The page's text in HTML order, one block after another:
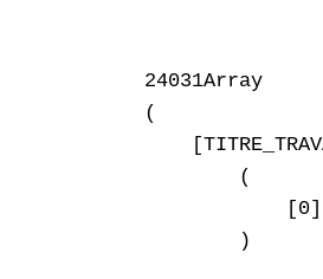
24031Array
(
        (
        )